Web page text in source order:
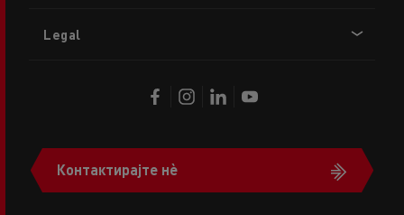
Legal
Контактирајте нè